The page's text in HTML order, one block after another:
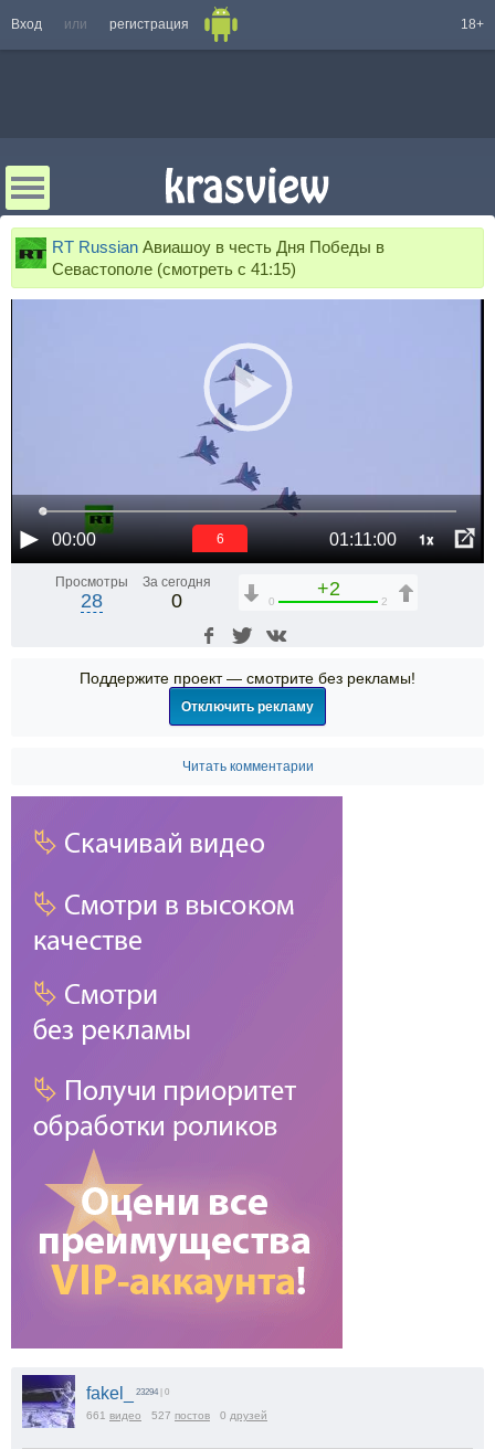
Вход или регистрация 18+
RT Russian Авиашоу в честь Дня Победы в
Севастополе (смотреть с 41:15)
00:00 01:11:00 1x
6
Просмотры
28
За сегодня
0
+2
0 2
Поддержите проект — смотрите без рекламы!
Отключить рекламу
Читать комментарии
fakel_ 23294 | 0
661 видео 527 постов 0 друзей